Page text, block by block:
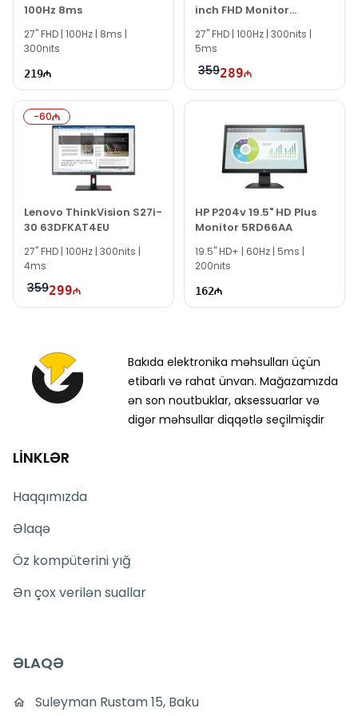
aktivdir.
HP Series 5 524sh 23.8" Monitor 94C19E9 modeli ilə
bağlı bütün suallarınızı saytımızın canlı dəstək
xəttində cavablandırmağa hər daim hazırıq.
İş saatlarından kənar vaxtlarda əlaqə qurmaq üçün
email ilə qeydiyyat edə və ya WhatsApp nömrəmizə
mesaj göndərə bilərsiniz.
Bizə maraq göstərdiyiniz üçün təşəkkür edirik!
100Hz 8ms
27" FHD | 100Hz | 8ms |
300nits
219
inch FHD Monitor
94C17AA
27'' FHD | 100Hz | 300nits |
5ms
359289
-60
Lenovo ThinkVision S27i-
30 63DFKAT4EU
27" FHD | 100Hz | 300nits |
4ms
359299
HP P204v 19.5" HD Plus
Monitor 5RD66AA
19.5'' HD+ | 60Hz | 5ms |
200nits
162
Bakıda elektronika məhsulları üçün
etibarlı və rahat ünvan. Mağazamızda
ən son noutbuklar, aksessuarlar və
digər məhsullar diqqətlə seçilmişdir
LİNKLƏR
Haqqımızda
Əlaqə
Öz kompüterini yığ
Ən çox verilən suallar
ƏLAQƏ
Suleyman Rustam 15, Baku